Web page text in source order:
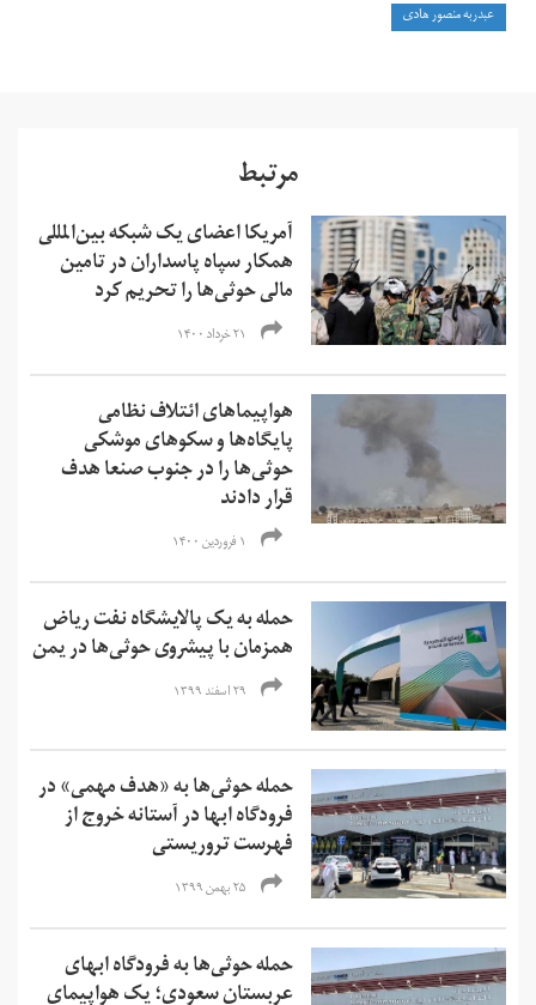
عبدربه منصور هادی
مرتبط
آمریکا اعضای یک شبکه بین‌المللی
همکار سپاه پاسداران در تامین
مالی حوثی‌ها را تحریم کرد
۲۱ خرداد ۱۴۰۰
‏هواپیماهای ائتلاف نظامی
پایگاه‌ها و سکوهای موشکی
حوثی‌ها را در جنوب صنعا هدف
قرار دادند
۱ فروردین ۱۴۰۰
حمله به یک پالایشگاه نفت ریاض
همزمان با پیشروی حوثی‌ها در یمن
۲۹ اسفند ۱۳۹۹
حمله حوثی‌ها به «هدف مهمی» در
فرودگاه ابها در آستانه خروج از
فهرست تروریستی
۲۵ بهمن ۱۳۹۹
حمله حوثی‌ها به فرودگاه ابهای